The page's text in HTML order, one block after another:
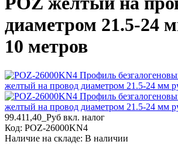
диаметром 21.5-24
10 метров
99.411,40_Руб вкл. налог
Код: POZ-26000KN4
Наличие на складе: В наличии